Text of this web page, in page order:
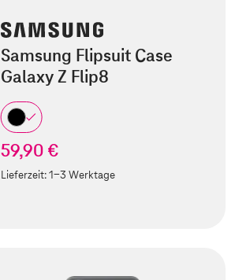
Samsung Flipsuit Case
Galaxy Z Flip8
59,90 €
Lieferzeit:1-3 Werktage